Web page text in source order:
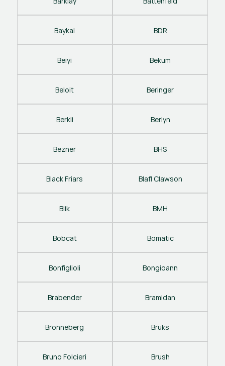
Baykal BDR
Beiyi Bekum
Beloit Beringer
Berkli Berlyn
Bezner BHS
Black Friars Blafl Clawson
Blik BMH
Bobcat Bomatic
Bonfiglioli Bongioann
Brabender Bramidan
Bronneberg Bruks
Bruno Folcieri Brush